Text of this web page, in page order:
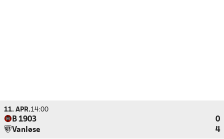
11. APR.14:00
B 1903
0
Vanløse
4